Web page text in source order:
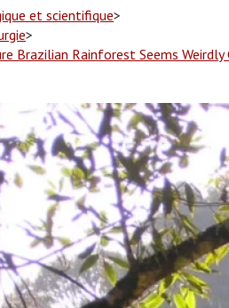
et scientifique>
>
Brazilian Rainforest Seems